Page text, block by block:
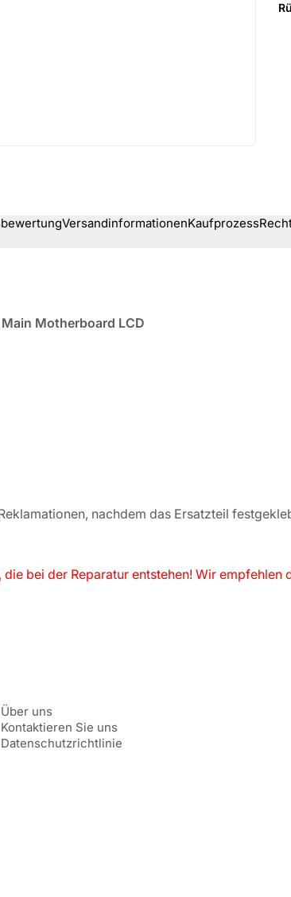
VersandinformationenKaufprozess
Motherboard LCD
nachdem das Ersatzteil
bei der Reparatur entstehen! Wir empfehlen
Über uns
Kontaktieren Sie uns
Datenschutzrichtlinie